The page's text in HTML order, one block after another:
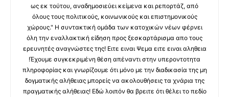
ως εκ τούτου, αναδημοσιεύει κείμενα και ρεπορτάζ, από
όλους τους πολιτικούς, κοινωνικούς και επιστημονικούς
χώρους." Η συντακτική ομάδα των κατοχικών νέων φέρνει
όλη την εναλλακτική είδηση προς ξεσκαρτάρισμα απο τους
ερευνητές αναγνώστες της! Ειτε ειναι Ψεμα ειτε ειναι αληθεια
!Έχουμε συγκεκριμένη θέση απέναντι στην υπεροντοτητα
πληροφορίας και γνωρίζουμε ότι μόνο με την διαδικασία της μη
δογματικής αλήθειας μπορείς να ακολουθήσεις τα χνάρια της
πραγματικής αλήθειας! Εδώ λοιπόν θα βρειτε ότι θέλει το πεδίο